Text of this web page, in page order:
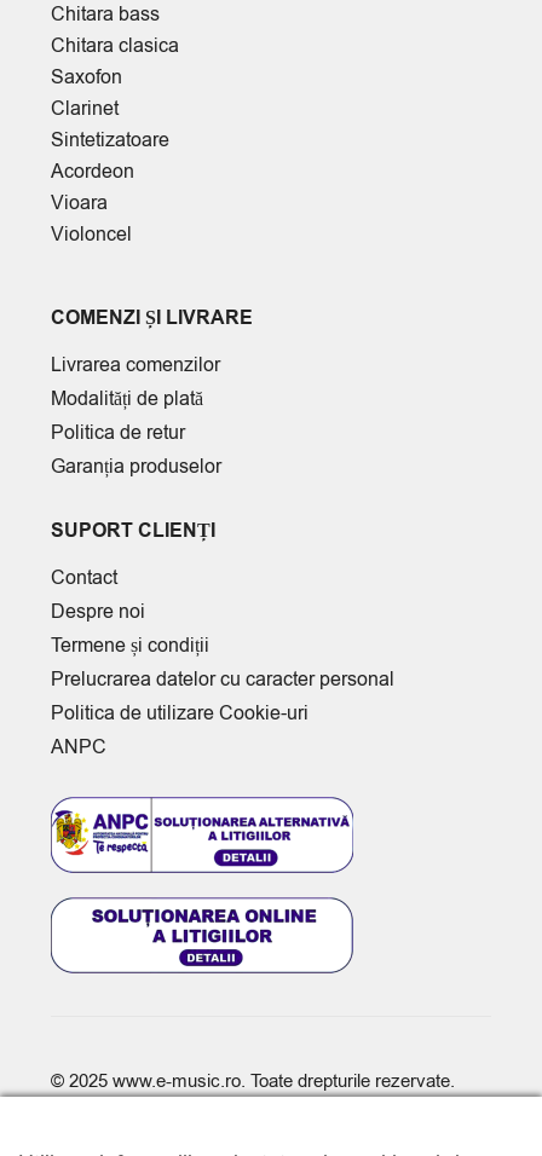
Chitara bass
Chitara clasica
Saxofon
Clarinet
Sintetizatoare
Acordeon
Vioara
Violoncel
COMENZI ȘI LIVRARE
Livrarea comenzilor
Modalități de plată
Politica de retur
Garanția produselor
SUPORT CLIENȚI
Contact
Despre noi
Termene și condiții
Prelucrarea datelor cu caracter personal
Politica de utilizare Cookie-uri
ANPC
© 2025 www.e-music.ro. Toate drepturile rezervate.